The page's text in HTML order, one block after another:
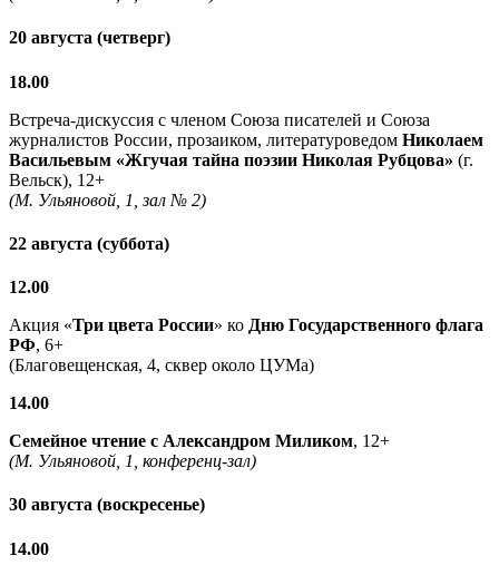
20 августа (четверг)
18.00
Встреча-дискуссия с членом Союза писателей и Союза
журналистов России, прозаиком, литературоведом Николаем
Васильевым «Жгучая тайна поэзии Николая Рубцова» (г.
Вельск), 12+
(М. Ульяновой, 1, зал № 2)
22 августа (суббота)
12.00
Акция «Три цвета России» ко Дню Государственного флага
РФ, 6+
(Благовещенская, 4, сквер около ЦУМа)
14.00
Семейное чтение с Александром Миликом, 12+
(М. Ульяновой, 1, конференц-зал)
30 августа (воскресенье)
14.00